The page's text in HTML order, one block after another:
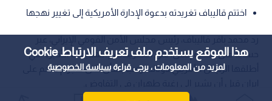
هذا الموقع يستخدم ملف تعريف الارتباط Cookie
لمزيد من المعلومات ، يرجى قراءةسياسة الخصوصية
اختتم قاليباف تغريدته بدعوة الإدارة الأمريكية إلى تغيير نهجها
حسابه على منصة إكس، على التصريحات والتهديدات الأخيرة التي
أطلقها الرئيس الأمريكي دونالد ترمب بشأن شن هجوم ضخم على